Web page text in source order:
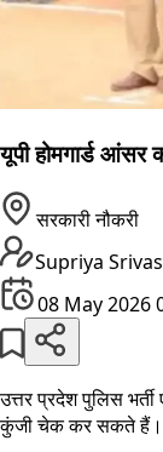
यूपी होमगार्ड आंसर
सरकारी नौकरी
Supriya
08 May 2026
उत्तर प्रदेश पुलिस भर्ती
कुंजी चेक कर सकते हैं।